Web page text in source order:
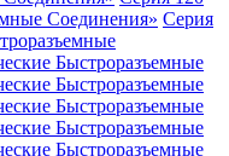
Соединения» Серия
Быстроразъемные
Быстроразъемные
Быстроразъемные
Быстроразъемные
Быстроразъемные